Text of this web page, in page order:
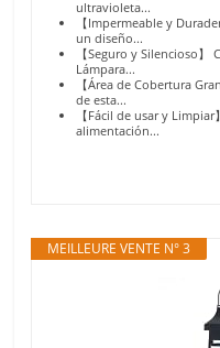
ultravioleta...
【Impermeable y
un diseño...
【Seguro y Silencioso
Lámpara...
【Área de Cobertura
de esta...
【Fácil de usar y
alimentación...
MEILLEURE VENTE N° 3